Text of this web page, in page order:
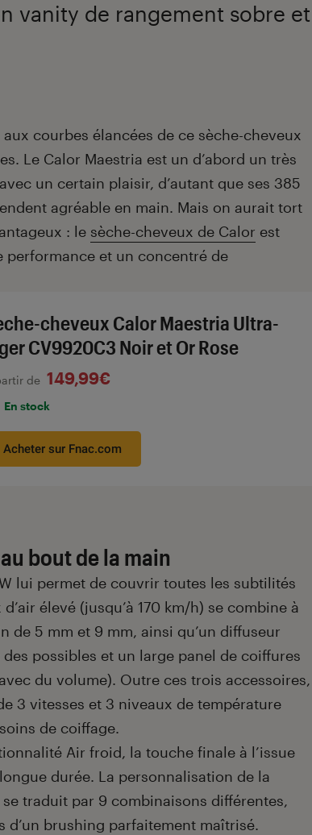
vanity de rangement sobre et
courbes élancées de ce sèche-cheveux
Le Calor Maestria est un d’abord un très
un certain plaisir, d’autant que ses 385
agréable en main. Mais on aurait tort
: le sèche-cheveux de Calor est
et un concentré de
cheveux Calor Maestria Ultra-
CV9920C3 Noir et Or Rose
de 149,99€
En stock
Acheter sur Fnac.com
bout de la main
lui permet de couvrir toutes les subtilités
élevé (jusqu’à 170 km/h) se combine à
de 5 mm et 9 mm, ainsi qu’un diffuseur
possibles et un large panel de coiffures
du volume). Outre ces trois accessoires,
3 vitesses et 3 niveaux de température
de coiffage.
Air froid, la touche finale à l’issue
durée. La personnalisation de la
traduit par 9 combinaisons différentes,
brushing parfaitement maîtrisé.